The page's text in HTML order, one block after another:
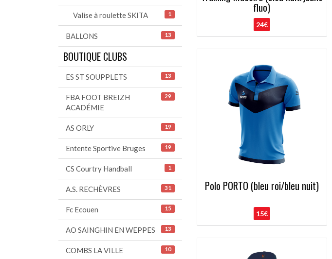
fluo)
24€
Polo PORTO (bleu roi/bleu nuit)
15€
Valise à roulette SKITA 1
13
BALLONS
BOUTIQUE CLUBS
13
ES ST SOUPPLETS
29
FBA FOOT BREIZH
ACADÉMIE
19
AS ORLY
19
Entente Sportive Bruges
1
CS Courtry Handball
31
A.S. RECHÈVRES
15
Fc Ecouen
13
AO SAINGHIN EN WEPPES
10
COMBS LA VILLE